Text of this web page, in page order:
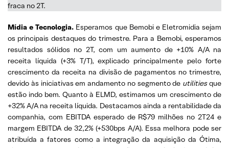
fraca no 2T.
Mídia e Tecnologia. Esperamos que Bemobi e Eletromidia sejam
os principais destaques do trimestre. Para a Bemobi, esperamos
resultados sólidos no 2T, com um aumento de +10% A/A na
receita líquida (+3% T/T), explicado principalmente pelo forte
crescimento da receita na divisão de pagamentos no trimestre,
devido às iniciativas em andamento no segmento de utilitiesque
estão indo bem. Quanto à ELMD, estimamos um crescimento de
+32% A/A na receita líquida. Destacamos ainda a rentabilidade da
companhia, com EBITDA esperado de R$79 milhões no 2T24 e
margem EBITDA de 32,2% (+530bps A/A). Essa melhora pode ser
atribuída a fatores como a integração da aquisição da Ótima,